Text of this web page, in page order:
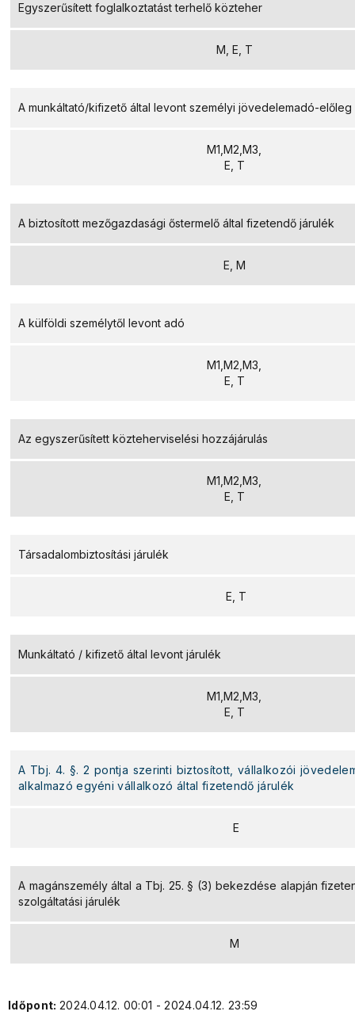
Egyszerűsített foglalkoztatást terhelő közteher
M, E, T
A munkáltató/kifizető által levont személyi jövedelemadó-előleg
M1,M2,M3,
E, T
A biztosított mezőgazdasági őstermelő által fizetendő járulék
E, M
A külföldi személytől levont adó
M1,M2,M3,
E, T
Az egyszerűsített közteherviselési hozzájárulás
M1,M2,M3,
E, T
Társadalombiztosítási járulék
E, T
Munkáltató / kifizető által levont járulék
M1,M2,M3,
E, T
A Tbj. 4. §. 2 pontja szerinti biztosított, vállalkozói
alkalmazó egyéni vállalkozó által fizetendő járulék
E
A magánszemély által a Tbj. 25. § (3) bekezdése alapján
szolgáltatási járulék
M
Időpont: 2024.04.12. 00:01 - 2024.04.12. 23:59